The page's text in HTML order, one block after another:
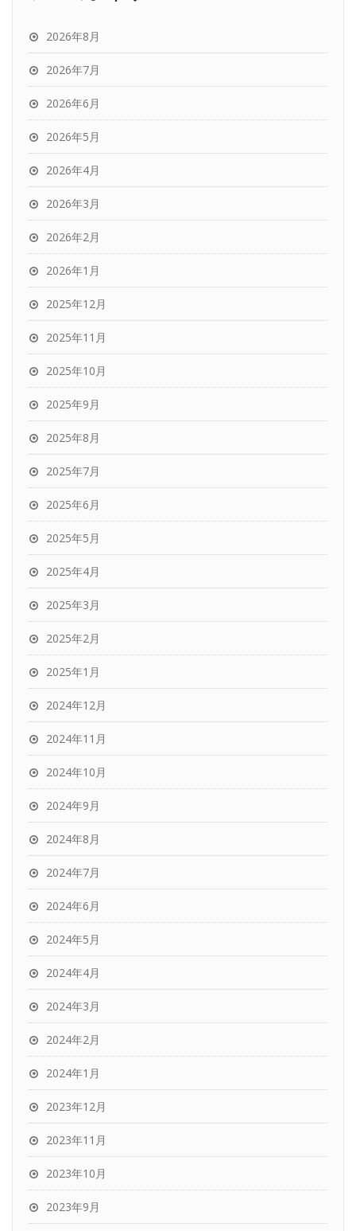
2026年8月
2026年7月
2026年6月
2026年5月
2026年4月
2026年3月
2026年2月
2026年1月
2025年12月
2025年11月
2025年10月
2025年9月
2025年8月
2025年7月
2025年6月
2025年5月
2025年4月
2025年3月
2025年2月
2025年1月
2024年12月
2024年11月
2024年10月
2024年9月
2024年8月
2024年7月
2024年6月
2024年5月
2024年4月
2024年3月
2024年2月
2024年1月
2023年12月
2023年11月
2023年10月
2023年9月